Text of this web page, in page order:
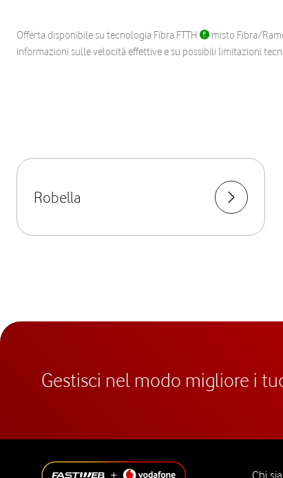
Offerta disponibile su tecnologia Fibra FTTH misto Fibra/
informazioni sulle velocità effettive e su possibili limitazioni
Robella
Gestisci nel modo migliore i
Chi